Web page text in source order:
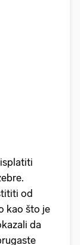
od
kao što je
da